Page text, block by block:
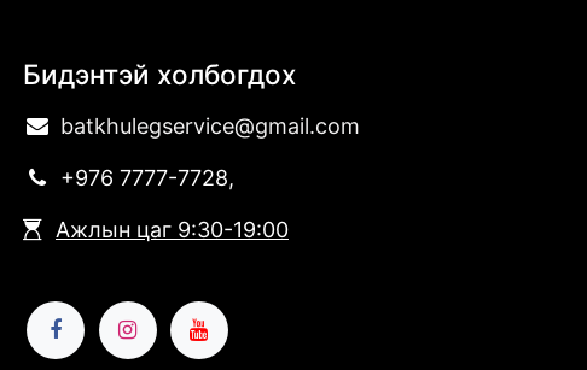
Бидэнтэй холбогдох
batkhulegservice@​gmail.com
+976 7777-7728,
Ажлын цаг 9:30-19:00